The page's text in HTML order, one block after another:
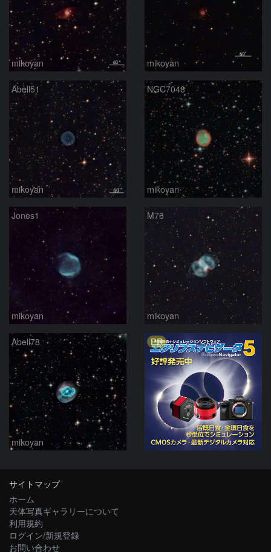
mikoyan mikoyan
Abell51
mikoyan
NGC7048
mikoyan
Jones1
mikoyan
M76
mikoyan
Abell78
mikoyan
PR
サイトマップ
ホーム
天体写真ギャラリーについて
利用規約
ログイン/新規登録
お問い合わせ